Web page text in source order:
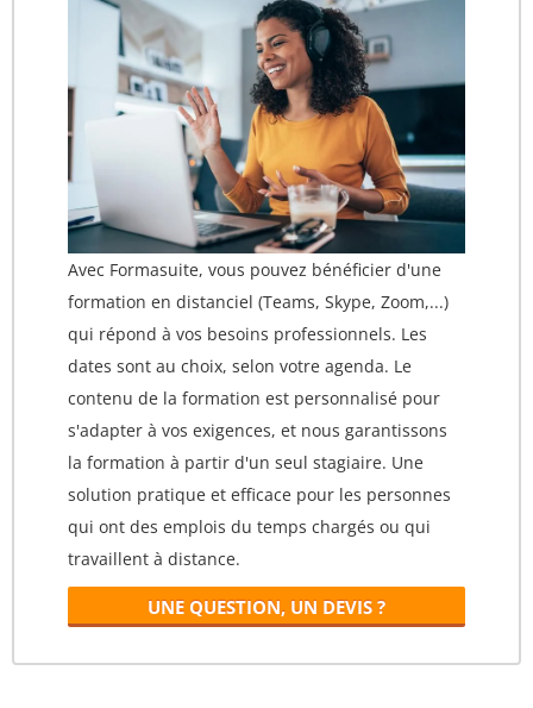
Avec Formasuite, vous pouvez bénéficier d'une
formation en distanciel (Teams, Skype, Zoom,...)
qui répond à vos besoins professionnels. Les
dates sont au choix, selon votre agenda. Le
contenu de la formation est personnalisé pour
s'adapter à vos exigences, et nous garantissons
la formation à partir d'un seul stagiaire. Une
solution pratique et efficace pour les personnes
qui ont des emplois du temps chargés ou qui
travaillent à distance.
UNE QUESTION, UN DEVIS ?